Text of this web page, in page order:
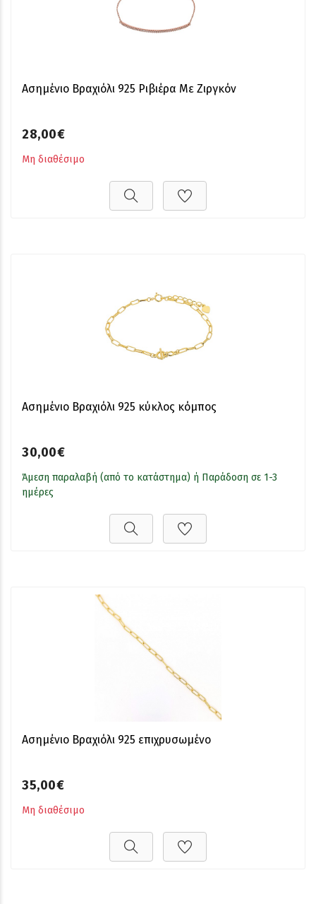
Ασημένιο Βραχιόλι 925 Ριβιέρα Με Ζιργκόν
28,00€
Μη διαθέσιμο
Ασημένιο Βραχιόλι 925 κύκλος κόμπος
30,00€
Άμεση παραλαβή (από το κατάστημα) ή Παράδοση σε 1-3
ημέρες
Ασημένιο Βραχιόλι 925 επιχρυσωμένο
35,00€
Μη διαθέσιμο